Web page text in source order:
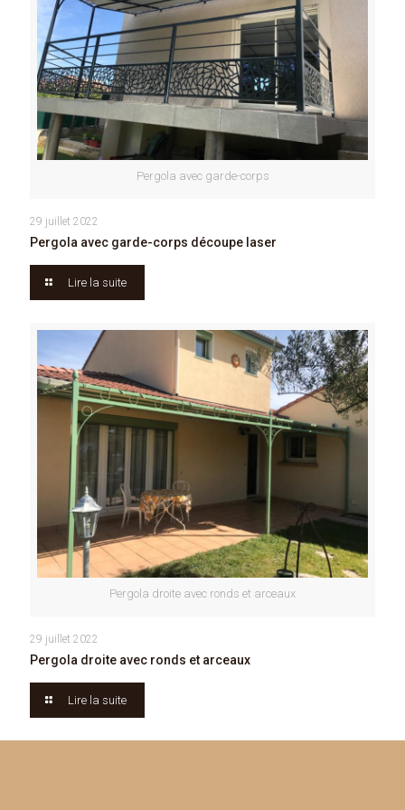
Pergola avec garde-corps
29 juillet 2022
Pergola avec garde-corps découpe laser
Lire la suite
Pergola droite avec ronds et arceaux
29 juillet 2022
Pergola droite avec ronds et arceaux
Lire la suite